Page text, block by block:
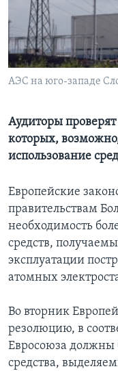
Learning English
СОЦИАЛЬНЫЕ СЕТИ
Языки
АЭС на юго-западе
Аудиторы
которых,
использование
Европейские
правительствам
необходимость
средств,
эксплуатации
атомных
Во вторник
резолюцию, в
Евросоюза должны
средства,